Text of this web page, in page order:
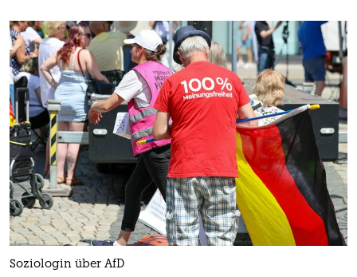
Soziologin über AfD